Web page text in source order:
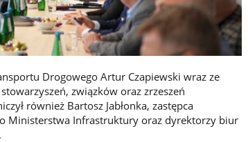
Drogowego Artur Czapiewski wraz ze
związków oraz zrzeszeń
również Bartosz Jabłonka, zastępca
Ministerstwa Infrastruktury oraz dyrektorzy biur